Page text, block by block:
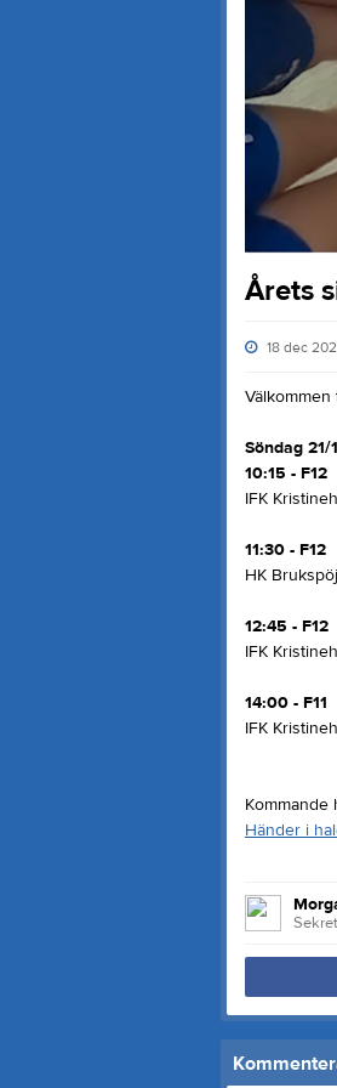
Årets
18 dec
Söndag 21/
10:15 - F12
IFK
11:30 - F12
HK
12:45 - F12
IFK
14:00 - F11
IFK
Händer i